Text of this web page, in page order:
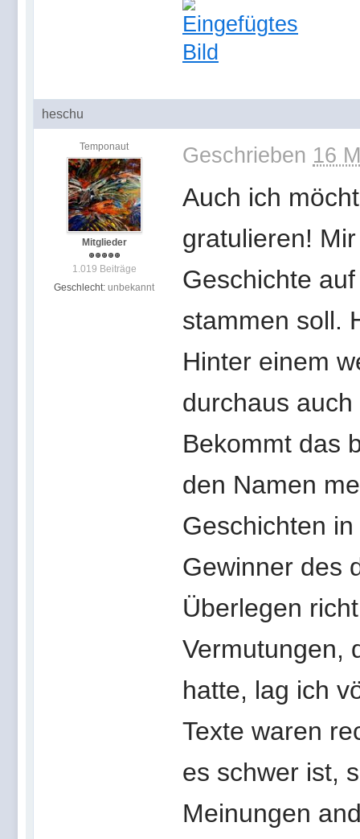
heschu
Temponaut
Mitglieder
1.019 Beiträge
Geschlecht: unbekannt
Geschrieben 16
Auch ich
gratulieren!
Geschichte
stammen soll.
Hinter einem
durchaus
Bekommt das
den Namen
Geschichten
Gewinner des
Überlegen
Vermutungen,
hatte, lag ich
Texte waren
es schwer ist,
Meinungen